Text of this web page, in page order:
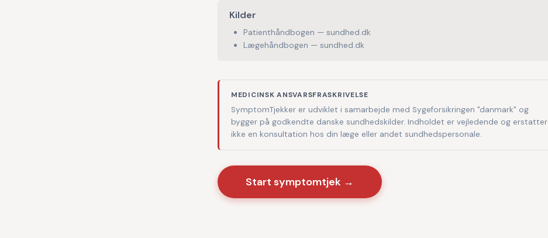
Kilder
Patienthåndbogen — sundhed.dk
Lægehåndbogen — sundhed.dk
MEDICINSK ANSVARSFRASKRIVELSE
SymptomTjekker er udviklet i samarbejde med Sygeforsikringen "danmark" og
bygger på godkendte danske sundhedskilder. Indholdet er vejledende og erstatter
ikke en konsultation hos din læge eller andet sundhedspersonale.
Start symptomtjek →